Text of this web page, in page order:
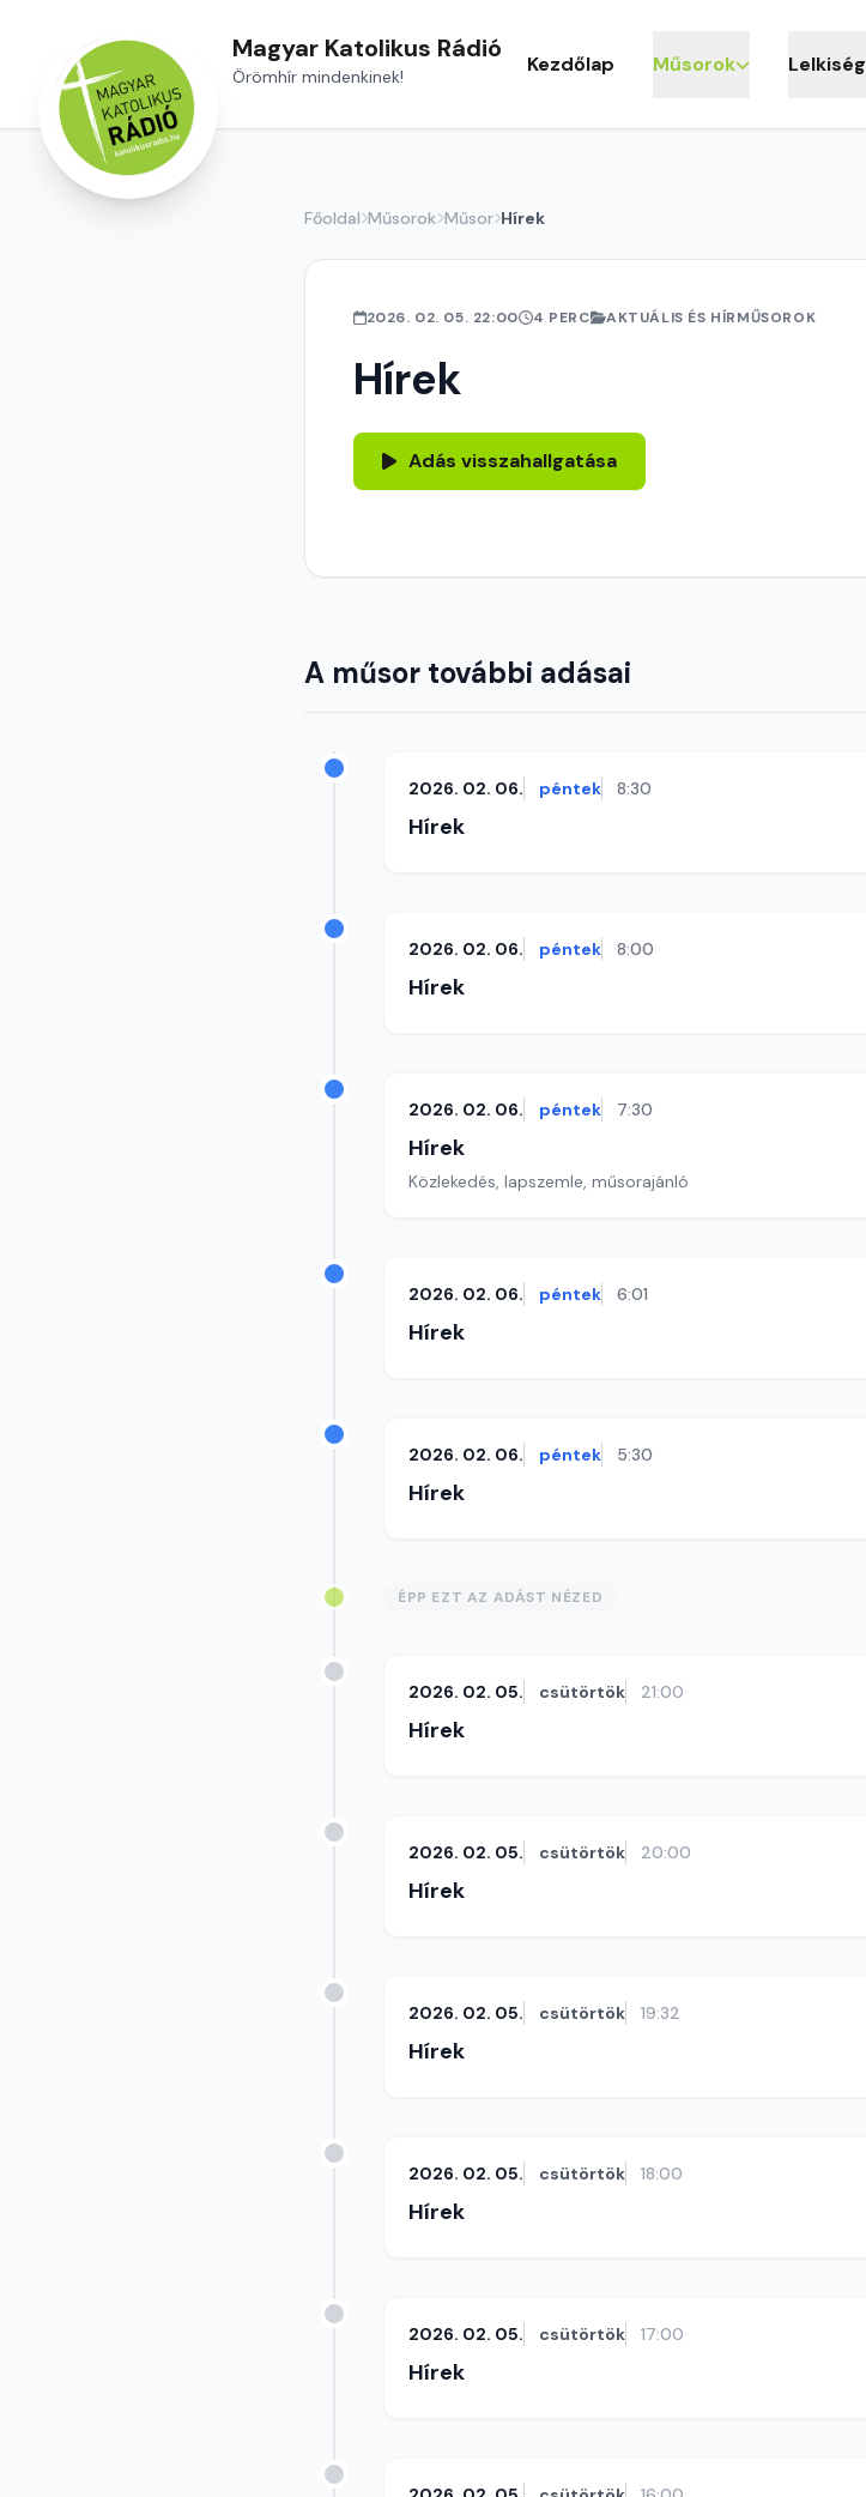
Magyar Katolikus Rádió
Örömhír mindenkinek! Kezdőlap Műsorok Lelkiség
Főoldal Műsorok Műsor Hírek
2026. 02. 05. 22:00 4 PERC AKTUÁLIS ÉS HÍRMŰSOROK
Hírek
Adás visszahallgatása
A műsor további adásai
2026. 02. 06. péntek 8:30
Hírek
2026. 02. 06. péntek 8:00
Hírek
2026. 02. 06. péntek 7:30
Hírek
Közlekedés, lapszemle, műsorajánló
2026. 02. 06. péntek 6:01
Hírek
2026. 02. 06. péntek 5:30
Hírek
ÉPP EZT AZ ADÁST NÉZED
2026. 02. 05. csütörtök 21:00
Hírek
2026. 02. 05. csütörtök 20:00
Hírek
2026. 02. 05. csütörtök 19:32
Hírek
2026. 02. 05. csütörtök 18:00
Hírek
2026. 02. 05. csütörtök 17:00
Hírek